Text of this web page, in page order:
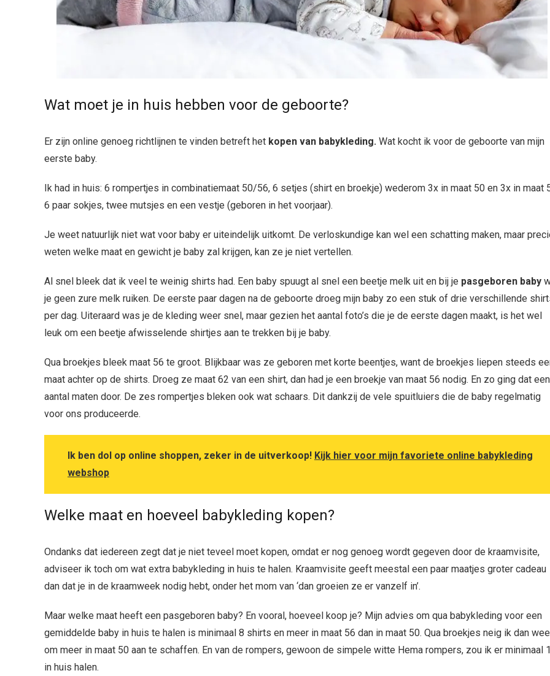
Wat moet je in huis hebben voor de geboorte?
Er zijn online genoeg richtlijnen te vinden betreft het kopen van babykleding. Wat kocht ik voor de geboorte van mijn
eerste baby.
Ik had in huis: 6 rompertjes in combinatiemaat 50/56, 6 setjes (shirt en broekje) wederom 3x in maat 50 en 3x in maat
6 paar sokjes, twee mutsjes en een vestje (geboren in het voorjaar).
Je weet natuurlijk niet wat voor baby er uiteindelijk uitkomt. De verloskundige kan wel een schatting maken, maar
weten welke maat en gewicht je baby zal krijgen, kan ze je niet vertellen.
Al snel bleek dat ik veel te weinig shirts had. Een baby spuugt al snel een beetje melk uit en bij je pasgeboren baby
je geen zure melk ruiken. De eerste paar dagen na de geboorte droeg mijn baby zo een stuk of drie verschillende
per dag. Uiteraard was je de kleding weer snel, maar gezien het aantal foto’s die je de eerste dagen maakt, is het wel
leuk om een beetje afwisselende shirtjes aan te trekken bij je baby.
Qua broekjes bleek maat 56 te groot. Blijkbaar was ze geboren met korte beentjes, want de broekjes liepen steeds
maat achter op de shirts. Droeg ze maat 62 van een shirt, dan had je een broekje van maat 56 nodig. En zo ging dat een
aantal maten door. De zes rompertjes bleken ook wat schaars. Dit dankzij de vele spuitluiers die de baby regelmatig
voor ons produceerde.
Ik ben dol op online shoppen, zeker in de uitverkoop! Kijk hier voor mijn favoriete online babykleding
webshop
Welke maat en hoeveel babykleding kopen?
Ondanks dat iedereen zegt dat je niet teveel moet kopen, omdat er nog genoeg wordt gegeven door de kraamvisite,
adviseer ik toch om wat extra babykleding in huis te halen. Kraamvisite geeft meestal een paar maatjes groter cadeau
dan dat je in de kraamweek nodig hebt, onder het mom van ‘dan groeien ze er vanzelf in’.
Maar welke maat heeft een pasgeboren baby? En vooral, hoeveel koop je? Mijn advies om qua babykleding voor een
gemiddelde baby in huis te halen is minimaal 8 shirts en meer in maat 56 dan in maat 50. Qua broekjes neig ik dan
om meer in maat 50 aan te schaffen. En van de rompers, gewoon de simpele witte Hema rompers, zou ik er minimaal
in huis halen.